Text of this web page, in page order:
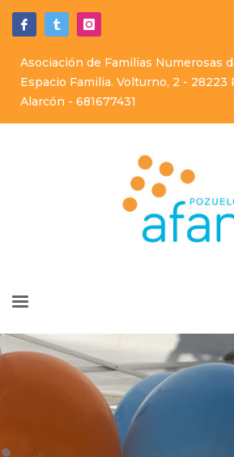
Asociación de Familias Numerosas
Espacio Familia. Volturno, 2 - 28223
Alarcón - 681677431